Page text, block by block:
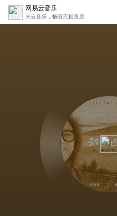
网易云音乐
来云音乐，畅听无损音质